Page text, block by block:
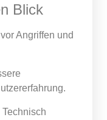
Blick
Angriffen und
Technisch